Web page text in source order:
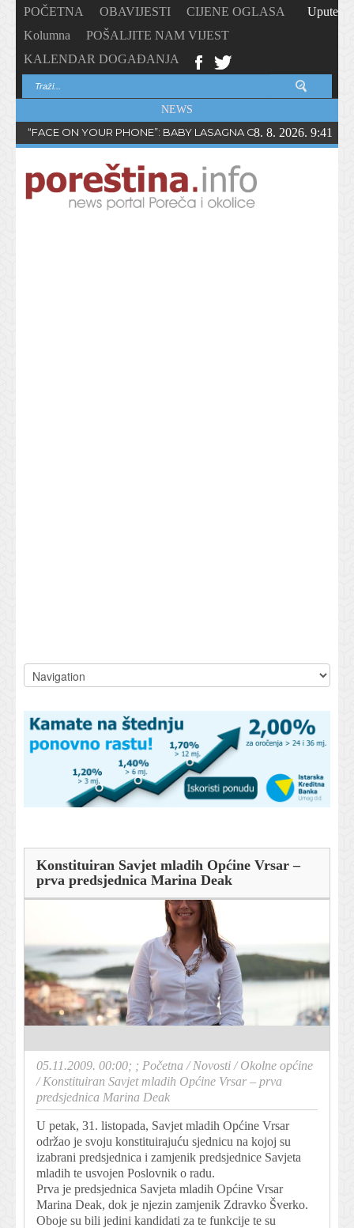
POČETNA OBAVIJESTI
CIJENE OGLASA
Kolumna
POŠALJITE NAM VIJEST
KALENDAR DOGAĐANJA
Upute
NEWS
“FACE ON YOUR PHONE”: BABY LASAGNA OBJAVIO NOVI
8. 8. 2026. 9:41
Konstituiran Savjet mladih Općine Vrsar –
prva predsjednica Marina Deak
05.11.2009. 00:00; ; Početna /Novosti /Okolne općine
/Konstituiran Savjet mladih Općine Vrsar – prva
predsjednica Marina Deak
U petak, 31. listopada, Savjet mladih Općine Vrsar
održao je svoju konstituirajuću sjednicu na kojoj su
izabrani predsjednica i zamjenik predsjednice Savjeta
mladih te usvojen Poslovnik o radu.
Prva je predsjednica Savjeta mladih Općine Vrsar
Marina Deak, dok je njezin zamjenik Zdravko Šverko.
Oboje su bili jedini kandidati za te funkcije te su